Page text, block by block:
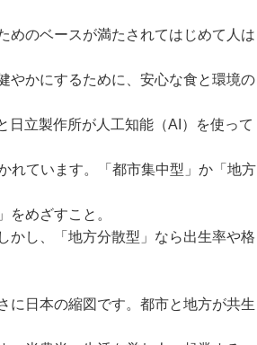
めのベースが満たされてはじめて人は
やかにするために、安心な食と環境の
日立製作所が人工知能（AI）を使って
れています。「都市集中型」か「地方
めざすこと。
かし、「地方分散型」なら出生率や格
に日本の縮図です。都市と地方が共生